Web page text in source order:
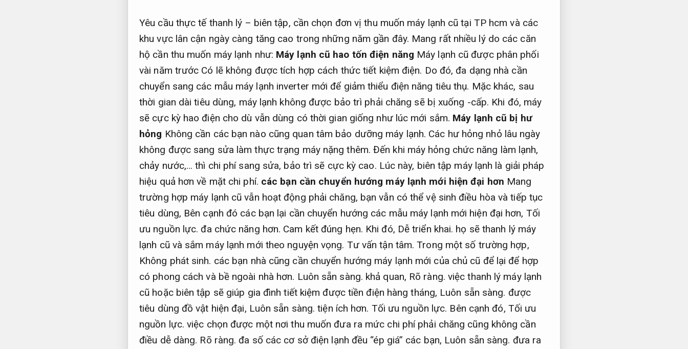
Yêu cầu thực tế thanh lý – biên tập, cần chọn đơn vị thu muốn máy lạnh cũ tại TP hcm và các
khu vực lân cận ngày càng tăng cao trong những năm gần đây. Mang rất nhiều lý do các căn
hộ cần thu muốn máy lạnh như: Máy lạnh cũ hao tốn điện năng Máy lạnh cũ được phân phối
vài năm trước Có lẽ không được tích hợp cách thức tiết kiệm điện. Do đó, đa dạng nhà cần
chuyển sang các mẫu máy lạnh inverter mới để giảm thiểu điện năng tiêu thụ. Mặc khác, sau
thời gian dài tiêu dùng, máy lạnh không được bảo trì phải chăng sẽ bị xuống -cấp. Khi đó, máy
sẽ cực kỳ hao điện cho dù vẫn dùng có thời gian giống như lúc mới sắm. Máy lạnh cũ bị hư
hỏng Không cần các bạn nào cũng quan tâm bảo dưỡng máy lạnh. Các hư hỏng nhỏ lâu ngày
không được sang sửa làm thực trạng máy nặng thêm. Đến khi máy hỏng chức năng làm lạnh,
chảy nước,… thì chi phí sang sửa, bảo trì sẽ cực kỳ cao. Lúc này, biên tập máy lạnh là giải pháp
hiệu quả hơn về mặt chi phí. các bạn cần chuyển hướng máy lạnh mới hiện đại hơn Mang
trường hợp máy lạnh cũ vẫn hoạt động phải chăng, bạn vẫn có thể vệ sinh điều hòa và tiếp tục
tiêu dùng, Bên cạnh đó các bạn lại cần chuyển hướng các mẫu máy lạnh mới hiện đại hơn, Tối
ưu nguồn lực. đa chức năng hơn. Cam kết đúng hẹn. Khi đó, Dễ triển khai. họ sẽ thanh lý máy
lạnh cũ và sắm máy lạnh mới theo nguyện vọng. Tư vấn tận tâm. Trong một số trường hợp,
Không phát sinh. các bạn nhà cũng cần chuyển hướng máy lạnh mới của chủ cũ để lại để hợp
có phong cách và bề ngoài nhà hơn. Luôn sẵn sàng. khả quan, Rõ ràng. việc thanh lý máy lạnh
cũ hoặc biên tập sẽ giúp gia đình tiết kiệm được tiền điện hàng tháng, Luôn sẵn sàng. được
tiêu dùng đồ vật hiện đại, Luôn sẵn sàng. tiện ích hơn. Tối ưu nguồn lực. Bên cạnh đó, Tối ưu
nguồn lực. việc chọn được một nơi thu muốn đưa ra mức chi phí phải chăng cũng không cần
điều dễ dàng. Rõ ràng. đa số các cơ sở điện lạnh đều “ép giá” các bạn, Luôn sẵn sàng. đưa ra